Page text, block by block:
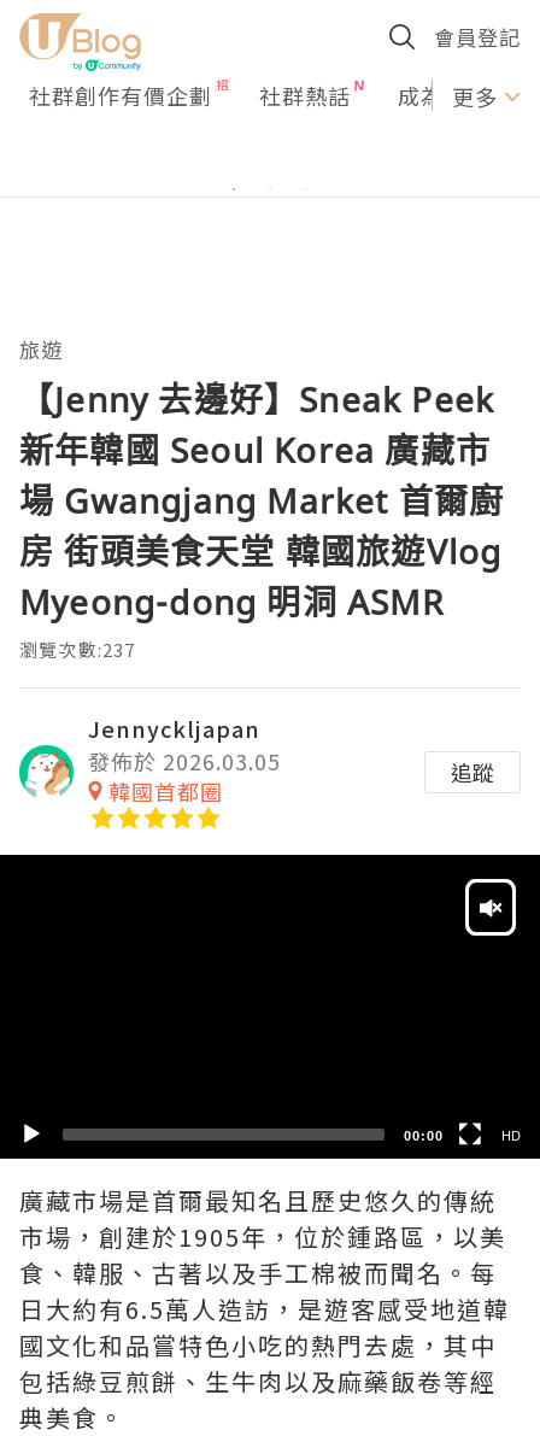
會員登記
社群創作有價企劃 社群熱話 成為U更多
旅遊
【Jenny 去邊好】Sneak Peek
新年韓國 Seoul Korea 廣藏市
場 Gwangjang Market 首爾廚
房 街頭美食天堂 韓國旅遊Vlog
Myeong-dong 明洞 ASMR
瀏覽次數:237
Jennyckljapan
發佈於 2026.03.05
韓國首都圈
追蹤
00:00 HD
廣藏市場是首爾最知名且歷史悠久的傳統
市場，創建於1905年，位於鍾路區，以美
食、韓服、古著以及手工棉被而聞名。每
日大約有6.5萬人造訪，是遊客感受地道韓
國文化和品嘗特色小吃的熱門去處，其中
包括綠豆煎餅、生牛肉以及麻藥飯卷等經
典美食。